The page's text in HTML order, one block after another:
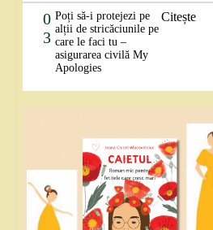
0
3
Poți să-i protejezi pe
alții de stricăciunile pe
care le faci tu –
asigurarea civilă My
Apologies
Citește